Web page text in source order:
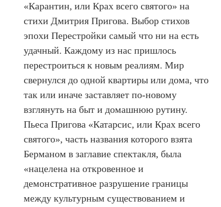
«Карантин, или Крах всего святого» на
стихи Дмитрия Пригова. Выбор стихов
эпохи Перестройки самый что ни на есть
удачный. Каждому из нас пришлось
перестроиться к новым реалиям. Мир
свернулся до одной квартиры или дома, что
так или иначе заставляет по-новому
взглянуть на быт и домашнюю рутину.
Пьеса Пригова «Катарсис, или Крах всего
святого», часть названия которого взята
Берманом в заглавие спектакля, была
«нацелена на откровенное и
демонстративное разрушение границы
между культурным существованием и